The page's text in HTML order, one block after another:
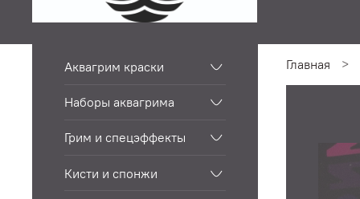
Главная
Аквагрим краски
Наборы аквагрима
Грим и спецэффекты
Кисти и спонжи